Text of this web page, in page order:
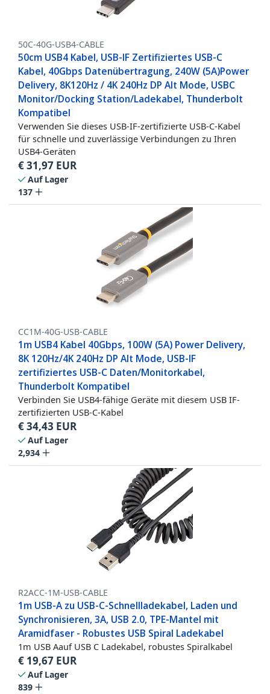
50C-40G-USB4-CABLE
50cm USB4 Kabel, USB-IF Zertifiziertes USB-C
Kabel, 40Gbps Datenübertragung, 240W (5A)Power
Delivery, 8K120Hz / 4K 240Hz DP Alt Mode, USBC
Monitor/Docking Station/Ladekabel, Thunderbolt
Kompatibel
Verwenden Sie dieses USB-IF-zertifizierte USB-C-Kabel
für schnelle und zuverlässige Verbindungen zu Ihren
USB4-Geräten
€31,97 EUR
Auf Lager
137
CC1M-40G-USB-CABLE
1m USB4 Kabel 40Gbps, 100W (5A) Power Delivery,
8K 120Hz/4K 240Hz DP Alt Mode, USB-IF
zertifiziertes USB-C Daten/Monitorkabel,
Thunderbolt Kompatibel
Verbinden Sie USB4-fähige Geräte mit diesem USB IF-
zertifizierten USB-C-Kabel
€34,43 EUR
Auf Lager
2,934
R2ACC-1M-USB-CABLE
1m USB-A zu USB-C-Schnellladekabel, Laden und
Synchronisieren, 3A, USB 2.0, TPE-Mantel mit
Aramidfaser - Robustes USB Spiral Ladekabel
1m USB Aauf USB C Ladekabel, robustes Spiralkabel
€ 19,67 EUR
Auf Lager
839